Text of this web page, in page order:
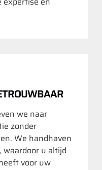
we naar
zonder
We handhaven
waardoor u altijd
voor uw